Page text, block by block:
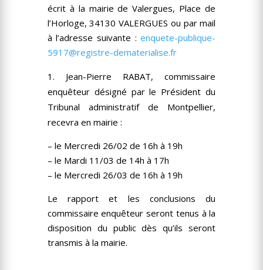
écrit à la mairie de Valergues, Place de
l’Horloge, 34130 VALERGUES ou par mail
à l’adresse suivante :enquete-publique-
5917@registre-dematerialise.fr
Jean-Pierre RABAT, commissaire
enquêteur désigné par le Président du
Tribunal administratif de Montpellier,
recevra en mairie :
– le Mercredi 26/02 de 16h à 19h
– le Mardi 11/03 de 14h à 17h
– le Mercredi 26/03 de 16h à 19h
Le rapport et les conclusions du
commissaire enquêteur seront tenus à la
disposition du public dès qu’ils seront
transmis à la mairie.